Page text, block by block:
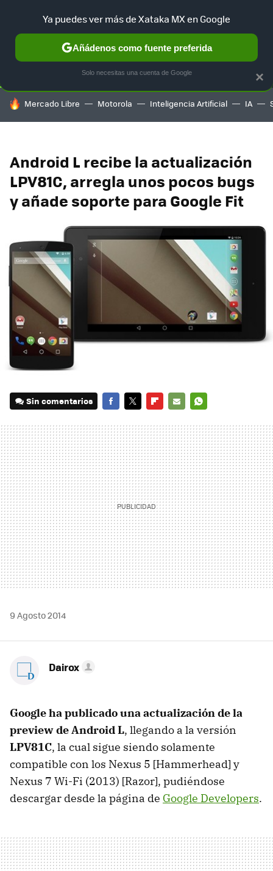
SELECCIÓN GAMING HOME AUTO TERRITORIO
HOY SE HABLA DE
Mercado Libre Motorola Inteligencia Artificial IA
Android L recibe la actualización
LPV81C, arregla unos pocos bugs
y añade soporte para Google Fit
Sin comentarios
MAIL
9 Agosto 2014
Dairox
Google ha publicado una actualización de la
preview de Android L, llegando a la versión
LPV81C, la cual sigue siendo solamente
compatible con los Nexus 5 [Hammerhead] y
Nexus 7 Wi-Fi (2013) [Razor], pudiéndose
descargar desde la página de Google Developers.
×
Ya puedes ver más de Xataka MX en Google
Añádenos como fuente preferida
Solo necesitas una cuenta de Google